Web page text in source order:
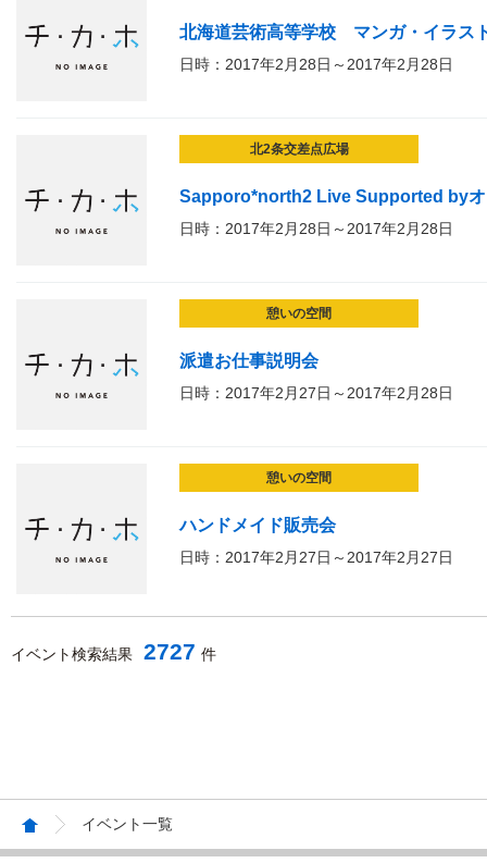
北海道芸術高等学校 マンガ・イラス
日時：2017年2月28日～2017年2月28日
北2条交差点広場
Sapporo*north2 Live Supported byオ
日時：2017年2月28日～2017年2月28日
憩いの空間
派遣お仕事説明会
日時：2017年2月27日～2017年2月28日
憩いの空間
ハンドメイド販売会
日時：2017年2月27日～2017年2月27日
イベント検索結果 2727 件
イベント一覧